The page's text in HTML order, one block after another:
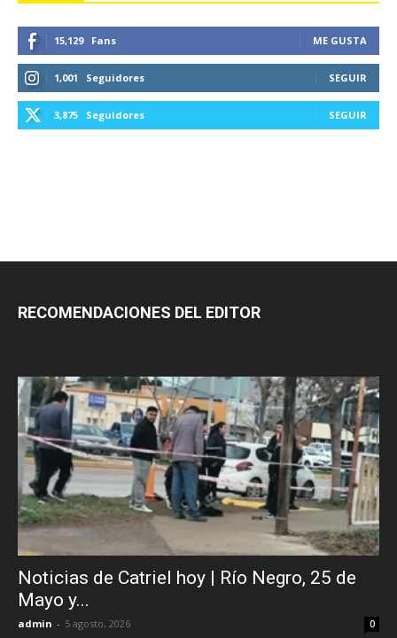
15,129 Fans ME GUSTA
1,001 Seguidores SEGUIR
3,875 Seguidores SEGUIR
RECOMENDACIONES DEL EDITOR
Noticias de Catriel hoy | Río Negro, 25 de
Mayo y...
admin - 5 agosto, 2026 0